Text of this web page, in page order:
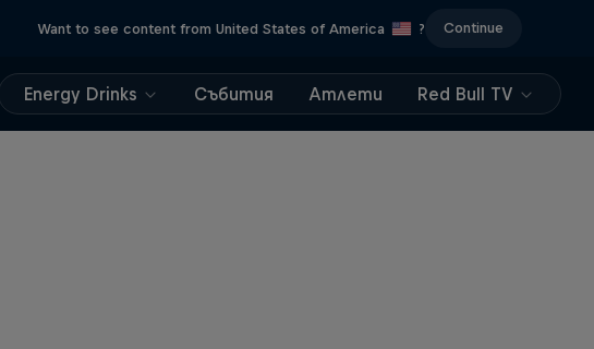
Want to see content from United States of America ? Continue
Energy Drinks Събития Атлети Red Bull TV